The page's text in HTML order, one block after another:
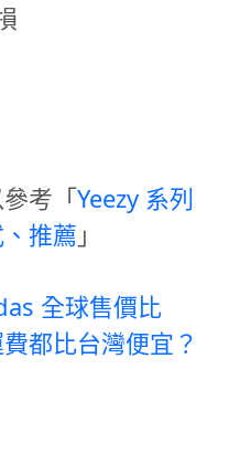
考「Yeezy 系列
推薦 」
全球售價比
都比台灣便宜？